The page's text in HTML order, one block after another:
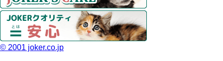
© 2001 joker.co.jp